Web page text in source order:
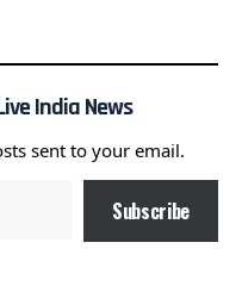
India News
sent to your email.
Subscribe